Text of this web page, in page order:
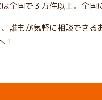
全国で３万件以上。全国
誰もが気軽に相談でき